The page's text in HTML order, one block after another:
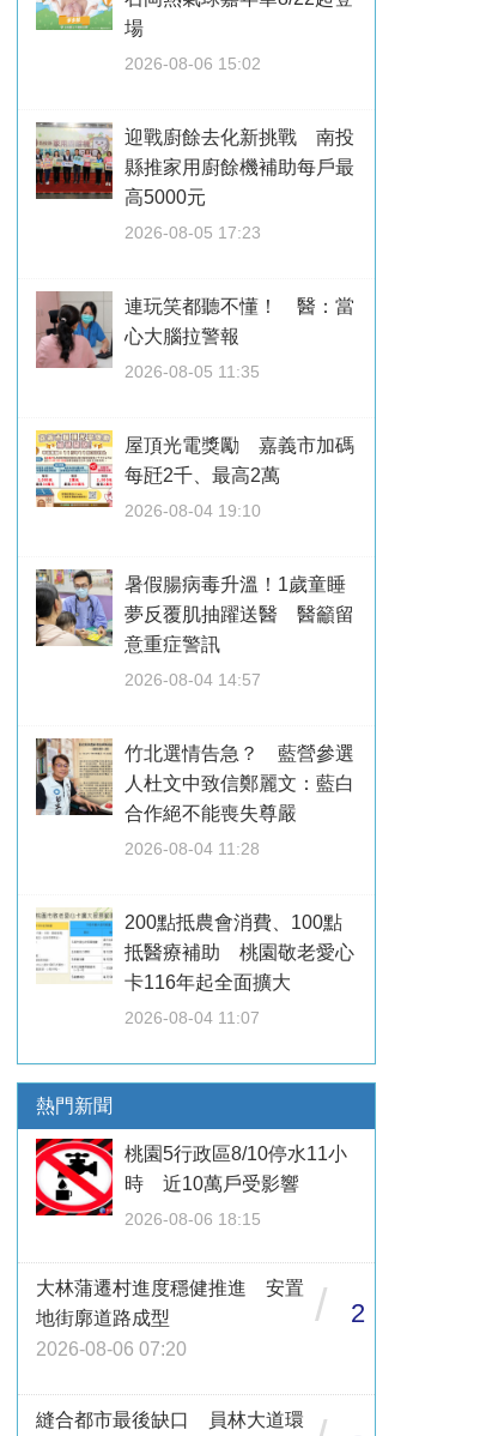
場
2026-08-06 15:02
迎戰廚餘去化新挑戰 南投
縣推家用廚餘機補助每戶最
高5000元
2026-08-05 17:23
連玩笑都聽不懂！ 醫：當
心大腦拉警報
2026-08-05 11:35
屋頂光電獎勵 嘉義市加碼
每瓩2千、最高2萬
2026-08-04 19:10
暑假腸病毒升溫！1歲童睡
夢反覆肌抽躍送醫 醫籲留
意重症警訊
2026-08-04 14:57
竹北選情告急？ 藍營參選
人杜文中致信鄭麗文：藍白
合作絕不能喪失尊嚴
2026-08-04 11:28
200點抵農會消費、100點
抵醫療補助 桃園敬老愛心
卡116年起全面擴大
2026-08-04 11:07
熱門新聞
桃園5行政區8/10停水11小
時 近10萬戶受影響
2026-08-06 18:15
大林蒲遷村進度穩健推進 安置
地街廓道路成型
2026-08-06 07:20
/ 2
縫合都市最後缺口 員林大道環